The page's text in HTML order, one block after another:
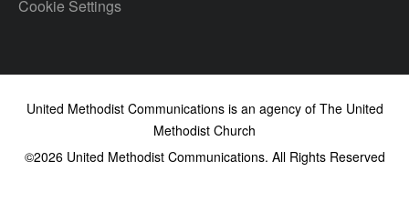
Cookie Settings
United Methodist Communications is an agency of The United
Methodist Church
©2026United Methodist Communications. All Rights Reserved